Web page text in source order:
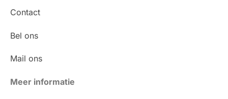
Contact
Bel ons
Mail ons
Meer informatie